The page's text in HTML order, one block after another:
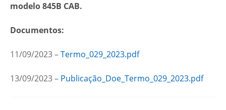
modelo 845B CAB.
Documentos:
11/09/2023 –Termo_029_2023.pdf
13/09/2023 – Publicação_Doe_Termo_029_2023.pdf